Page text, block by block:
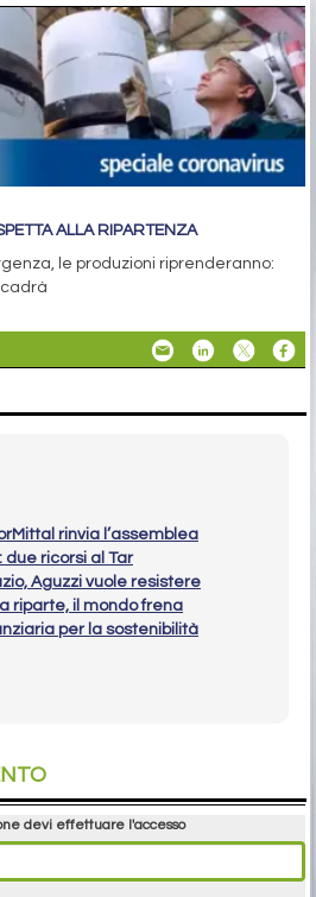
ALLA RIPARTENZA
le produzioni riprenderanno:
rinvia l’assemblea
due ricorsi al Tar
Aguzzi vuole resistere
riparte, il mondo frena
per la sostenibilità
devi effettuare l'accesso